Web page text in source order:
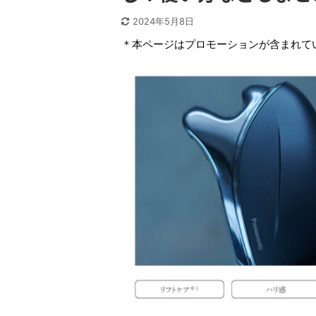
2024年5月8日
＊本ページはプロモーションが含まれて